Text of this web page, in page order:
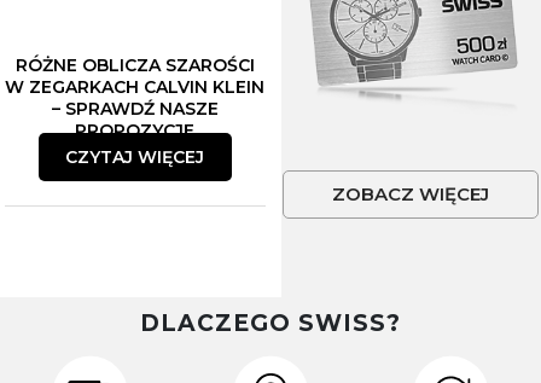
RÓŻNE OBLICZA SZAROŚCI
W ZEGARKACH CALVIN KLEIN
– SPRAWDŹ NASZE
PROPOZYCJE
CZYTAJ WIĘCEJ
ZOBACZ WIĘCEJ
DLACZEGO SWISS?